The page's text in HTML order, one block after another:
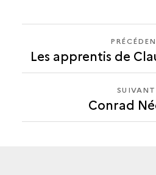
CHRISTOPHE PLANTIN
GEOFFROY TORY
ANGE VERGÈCE
PÉDAGOGIE
CONRAD
Les apprentis de
SUIVANT
CONRAD
SUIVANT
Conrad